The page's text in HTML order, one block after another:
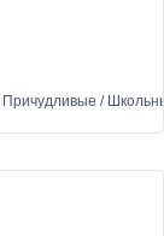
Причудливые /